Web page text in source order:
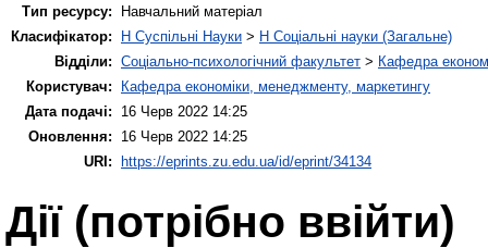
Тип ресурсу:
Навчальний матеріал
Класифікатор:
H Суспільні Науки > H Соціальні науки (Загальне)
Відділи: Соціально-психологічний факультет > Кафедра
Користувач:
Кафедра економіки, менеджменту, маркетингу
Дата подачі:
16 Черв 2022 14:25
Оновлення:
16 Черв 2022 14:25
URI:
https://eprints.zu.edu.ua/id/eprint/34134
Дії ​​(потрібно ввійти)